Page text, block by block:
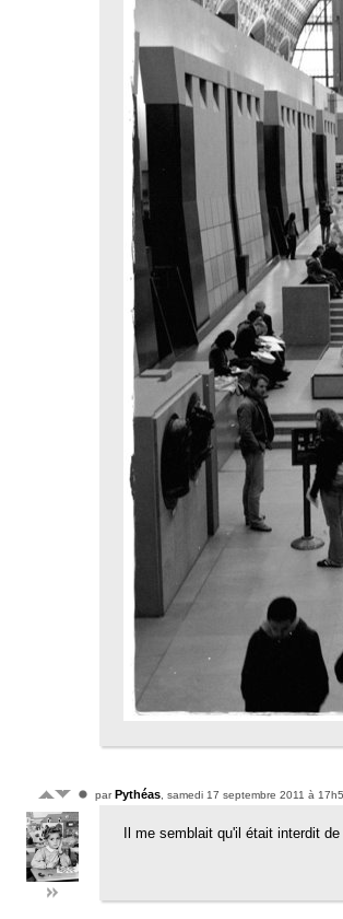
parPythéas , samedi 17 septembre 2011 à
Il me semblait qu'il était interdit